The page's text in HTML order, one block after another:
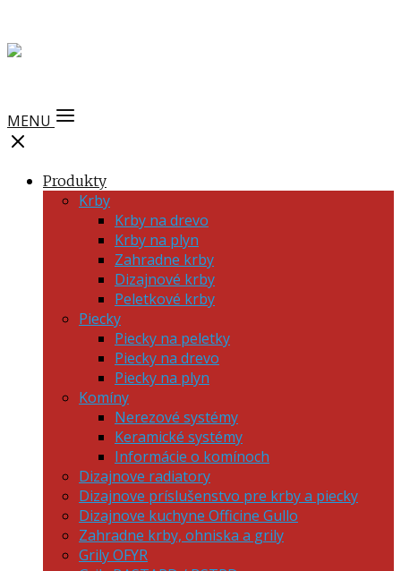
MENU
Produkty
Krby
Krby na drevo
Krby na plyn
Zahradne krby
Dizajnové krby
Peletkové krby
Piecky
Piecky na peletky
Piecky na drevo
Piecky na plyn
Komíny
Nerezové systémy
Keramické systémy
Informácie o komínoch
Dizajnove radiatory
Dizajnove príslušenstvo pre krby a piecky
Dizajnove kuchyne Officine Gullo
Zahradne krby, ohniska a grily
Grily OFYR